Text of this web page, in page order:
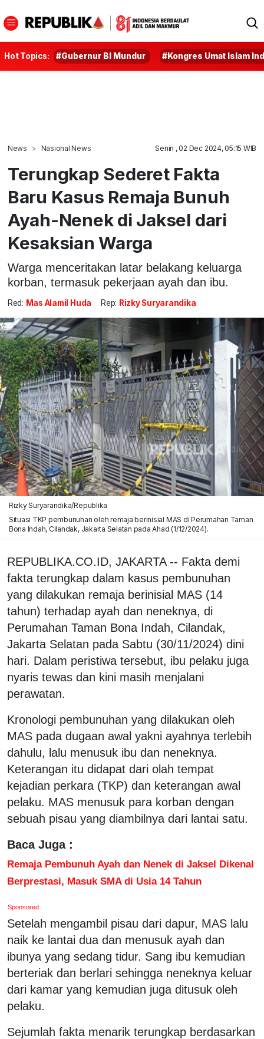
Hot Topics: #Gubernur BI Mundur #Kongres Umat Islam
News Nasional News Senin , 02 Dec 2024, 05:15 WIB
Terungkap Sederet Fakta
Baru Kasus Remaja Bunuh
Ayah-Nenek di Jaksel dari
Kesaksian Warga
Warga menceritakan latar belakang keluarga
korban, termasuk pekerjaan ayah dan ibu.
Red: Mas Alamil Huda Rep: Rizky Suryarandika
Rizky Suryarandika/Republika
Situasi TKP pembunuhan oleh remaja berinisial MAS di Perumahan Taman
Bona Indah, Cilandak, Jakarta Selatan pada Ahad (1/12/2024).
REPUBLIKA.CO.ID, JAKARTA -- Fakta demi
fakta terungkap dalam kasus pembunuhan
yang dilakukan remaja berinisial MAS (14
tahun) terhadap ayah dan neneknya, di
Perumahan Taman Bona Indah, Cilandak,
Jakarta Selatan pada Sabtu (30/11/2024) dini
hari. Dalam peristiwa tersebut, ibu pelaku juga
nyaris tewas dan kini masih menjalani
perawatan.
Kronologi pembunuhan yang dilakukan oleh
MAS pada dugaan awal yakni ayahnya terlebih
dahulu, lalu menusuk ibu dan neneknya.
Keterangan itu didapat dari olah tempat
kejadian perkara (TKP) dan keterangan awal
pelaku. MAS menusuk para korban dengan
sebuah pisau yang diambilnya dari lantai satu.
Baca Juga :
Remaja Pembunuh Ayah dan Nenek di Jaksel Dikenal
Berprestasi, Masuk SMA di Usia 14 Tahun
Sponsored
Setelah mengambil pisau dari dapur, MAS lalu
naik ke lantai dua dan menusuk ayah dan
ibunya yang sedang tidur. Sang ibu kemudian
berteriak dan berlari sehingga neneknya keluar
dari kamar yang kemudian juga ditusuk oleh
pelaku.
Sejumlah fakta menarik terungkap berdasarkan